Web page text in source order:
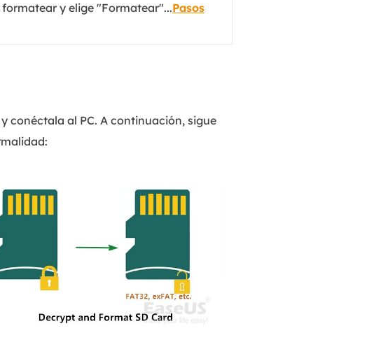
y elige "Formatear"...Pasos
conéctala al PC. A continuación, sigue